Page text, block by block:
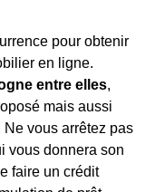
pour obtenir
en ligne.
entre elles,
mais aussi
vous arrêtez pas
vous donnera son
faire un crédit